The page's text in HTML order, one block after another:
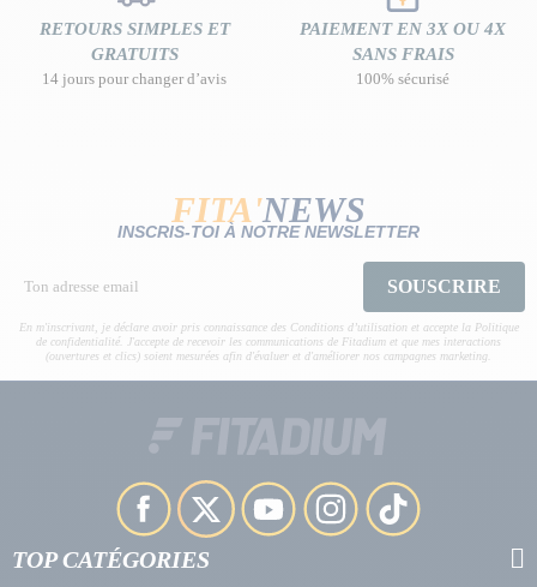
RETOURS SIMPLES ET
GRATUITS
14 jours pour changer d’avis
PAIEMENT EN 3X OU 4X
SANS FRAIS
100% sécurisé
FITA'NEWS
INSCRIS-TOI À NOTRE NEWSLETTER
SOUSCRIRE
En m'inscrivant, je déclare avoir pris connaissance des Conditions d’utilisation et accepte la Politique
de confidentialité. J'accepte de recevoir les communications de Fitadium et que mes interactions
(ouvertures et clics) soient mesurées afin d'évaluer et d'améliorer nos campagnes marketing.
TOP CATÉGORIES